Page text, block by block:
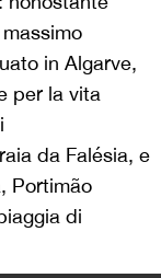
in Algarve,
per la vita
da Falésia, e
Portimão
di